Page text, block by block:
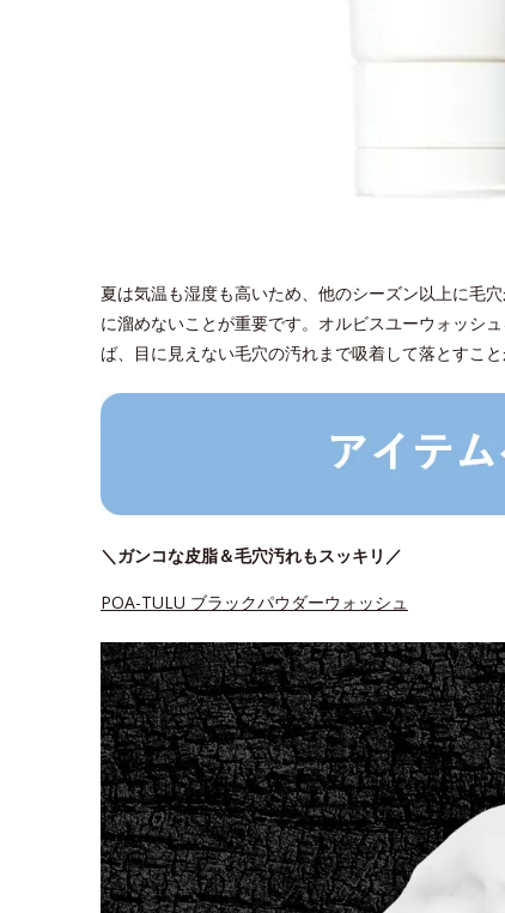
夏は気温も湿度も高いため、他のシーズン以上に毛
に溜めないことが重要です。オルビスユーウォッシ
ば、目に見えない毛穴の汚れまで吸着して落とすこと
＼ガンコな皮脂＆毛穴汚れもスッキリ／
POA-TULU ブラックパウダーウォッシュ